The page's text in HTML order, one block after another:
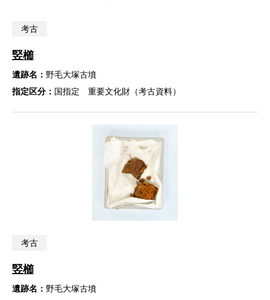
考古
竪櫛
遺跡名： 野毛大塚古墳
指定区分： 国指定 重要文化財（考古資料）
考古
竪櫛
遺跡名： 野毛大塚古墳